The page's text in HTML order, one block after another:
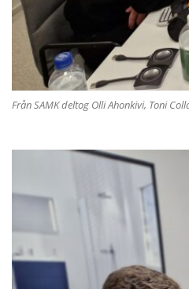
Från SAMK deltog Olli Ahonkivi, Toni